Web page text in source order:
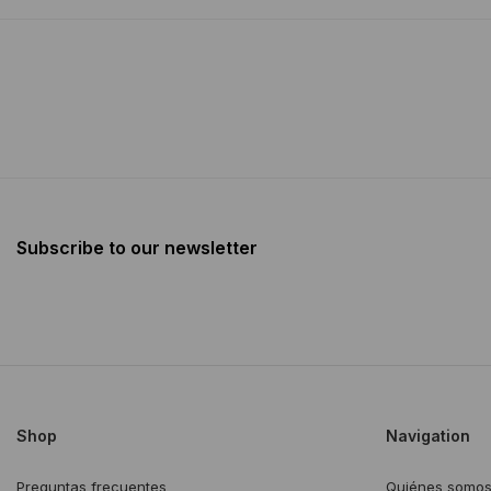
Subscribe to our newsletter
Shop
Preguntas frecuentes
Navigation
Quiénes somos